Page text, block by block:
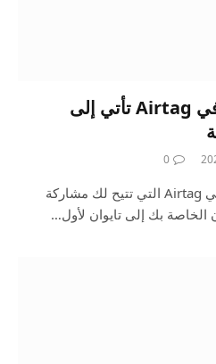
ميزة الأمتعة المفقودة في Airtag تأتي إلى
0
جاءت ميزة الأمتعة المفقودة في Airtag التي تتيح لك مشاركة
بك إلى تايوان لأول…